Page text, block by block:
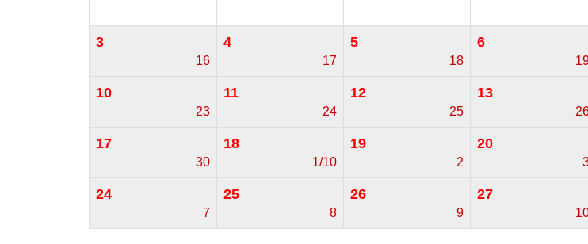
3
16
4
17
5
18
6
10
23
11
24
12
25
13
17
30
18
1/10
19
2
20
24
7
25
8
26
9
27